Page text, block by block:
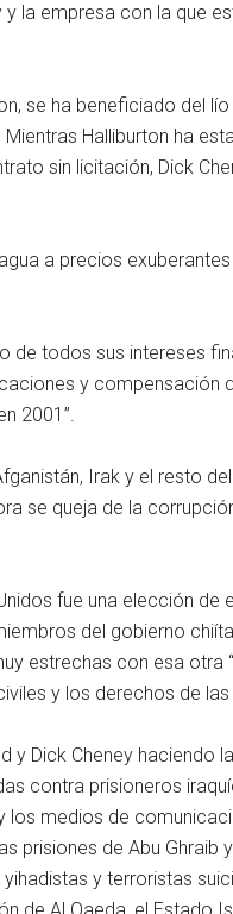
la empresa con la que
se ha beneficiado del
Halliburton ha
sin licitación, Dick
a precios
de todos sus intereses
y compensación
2001”.
Irak y el resto
se queja de la
fue una elección de
del gobierno
estrechas con esa otra
y los derechos de
y Dick Cheney haciendo
contra prisioneros
los medios de
prisiones de Abu Ghraib
y terroristas